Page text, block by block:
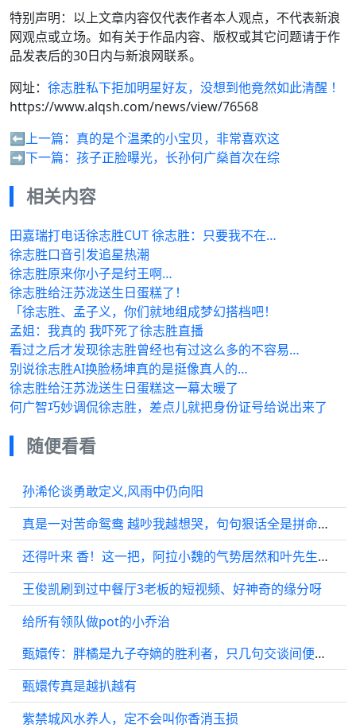
特别声明：以上文章内容仅代表作者本人观点，不代表新浪
网观点或立场。如有关于作品内容、版权或其它问题请于作
品发表后的30日内与新浪网联系。
网址： 徐志胜私下拒加明星好友，没想到他竟然如此清醒 ！
https://www.alqsh.com/news/view/76568
⬅️上一篇： 真的是个温柔的小宝贝，非常喜欢这
➡️下一篇： 孩子正脸曝光，长孙何广燊首次在综
相关内容
田嘉瑞打电话徐志胜CUT 徐志胜：只要我不在…
徐志胜口音引发追星热潮
徐志胜原来你小子是纣王啊…
徐志胜给汪苏泷送生日蛋糕了！
「徐志胜、孟子义，你们就地组成梦幻搭档吧！
孟姐：我真的 我吓死了徐志胜直播
看过之后才发现徐志胜曾经也有过这么多的不容易…
别说徐志胜AI换脸杨坤真的是挺像真人的…
徐志胜给汪苏泷送生日蛋糕这一幕太暖了
何广智巧妙调侃徐志胜，差点儿就把身份证号给说出来了
随便看看
孙浠伦谈勇敢定义,风雨中仍向阳
真是一对苦命鸳鸯 越吵我越想哭，句句狠话全是拼命护对方的爱意
还得叶来 香！这一把，阿拉小魏的气势居然和叶先生旗鼓相当
王俊凯刷到过中餐厅3老板的短视频、好神奇的缘分呀
给所有领队做pot的小乔治
甄嬛传：胖橘是九子夺嫡的胜利者，只几句交谈间便有了计
甄嬛传真是越扒越有
紫禁城风水养人，定不会叫你香消玉损